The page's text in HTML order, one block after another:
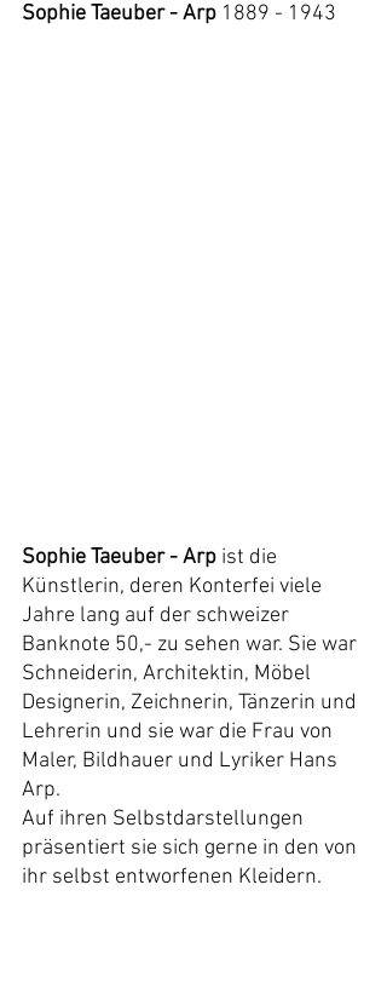
Sophie Taeuber - Arp 1889 - 1943
Sophie Taeuber - Arp ist die
Künstlerin, deren Konterfei viele
Jahre lang auf der schweizer
Banknote 50,- zu sehen war. Sie war
Schneiderin, Architektin, Möbel
Designerin, Zeichnerin, Tänzerin und
Lehrerin und sie war die Frau von
Maler, Bildhauer und Lyriker Hans
Arp.
Auf ihren Selbstdarstellungen
präsentiert sie sich gerne in den von
ihr selbst entworfenen Kleidern.